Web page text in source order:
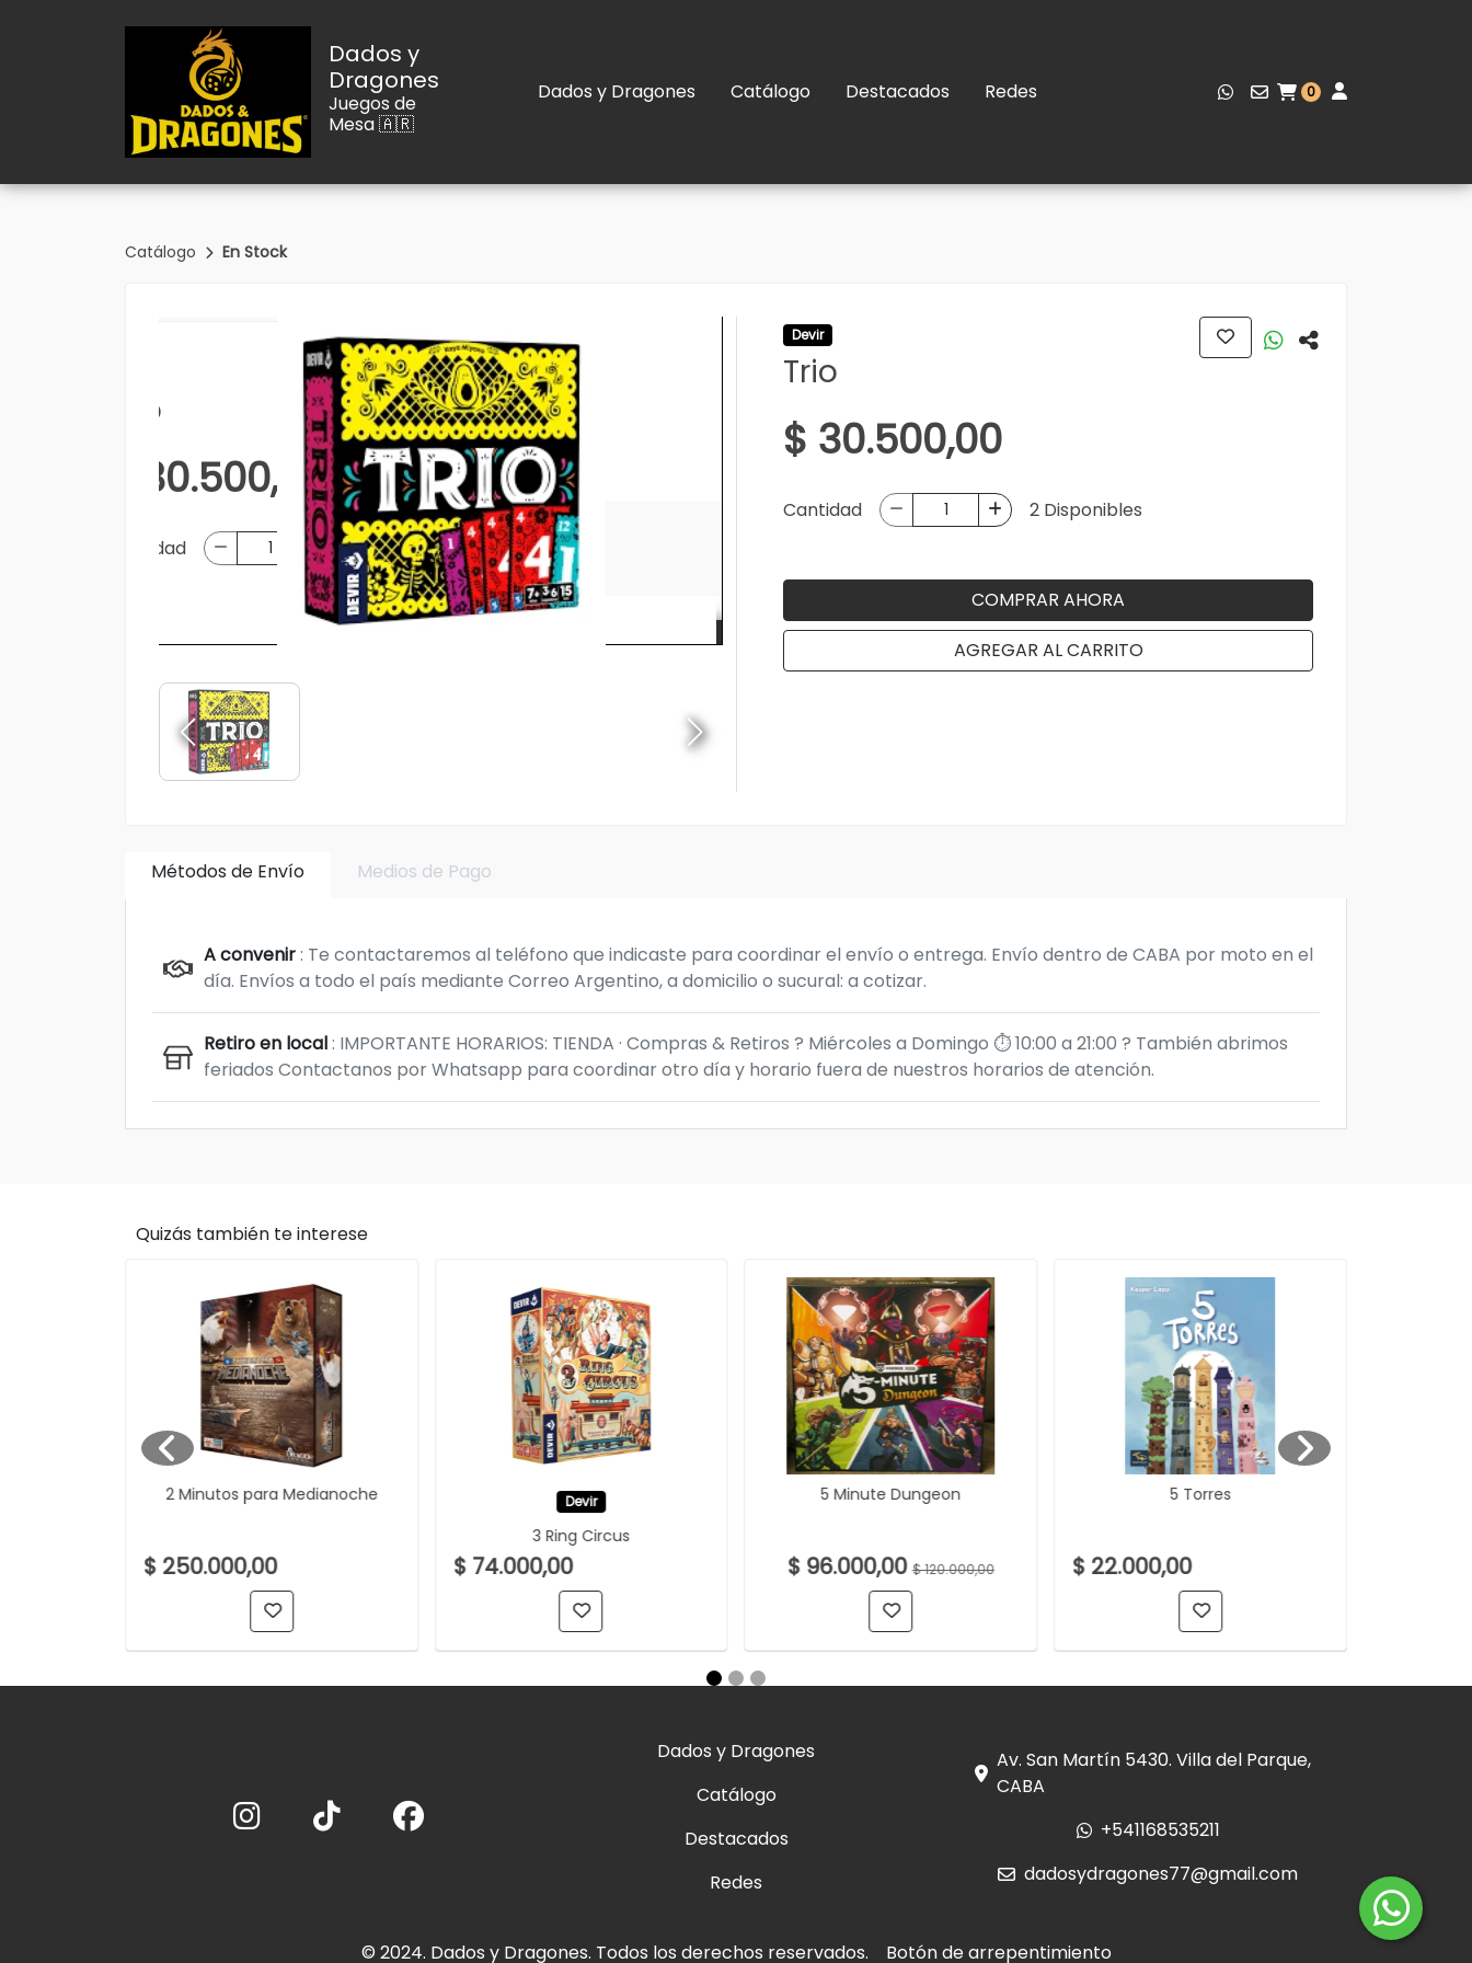
Dados y
Dragones
Juegos de
Mesa 🇦🇷
Dados y Dragones Catálogo Destacados Redes 0
Catálogo En Stock
Devir
Trio
$ 30.500,00
Cantidad 2 Disponibles
COMPRAR AHORA
AGREGAR AL CARRITO
Métodos de Envío Medios de Pago
A convenir: Te contactaremos al teléfono que indicaste para coordinar el envío o entrega. Envío dentro de CABA por moto en el
día. Envíos a todo el país mediante Correo Argentino, a domicilio o sucural: a cotizar.
Retiro en local: IMPORTANTE HORARIOS: TIENDA · Compras & Retiros ? Miércoles a Domingo ⏱️ 10:00 a 21:00 ?️ También abrimos
feriados Contactanos por Whatsapp para coordinar otro día y horario fuera de nuestros horarios de atención.
Quizás también te interese
2 Minutos para Medianoche
$ 250.000,00
Devir
3 Ring Circus
$ 74.000,00
5 Minute Dungeon
$ 96.000,00$ 120.000,00
5 Torres
$ 22.000,00
Dados y Dragones
Catálogo
Destacados
Redes
Av. San Martín 5430. Villa del Parque,
CABA
+541168535211
dadosydragones77@gmail.com
© 2024. Dados y Dragones. Todos los derechos reservados. Botón de arrepentimiento